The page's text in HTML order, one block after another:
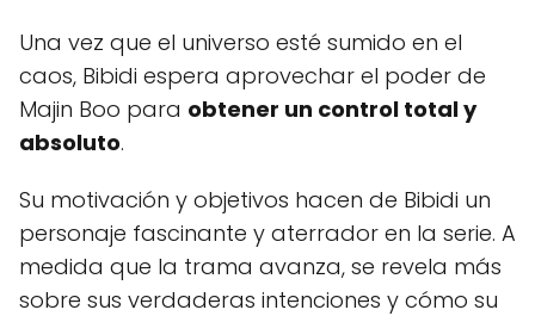
Una vez que el universo esté sumido en el
caos, Bibidi espera aprovechar el poder de
Majin Boo para obtener un control total y
absoluto.
Su motivación y objetivos hacen de Bibidi un
personaje fascinante y aterrador en la serie. A
medida que la trama avanza, se revela más
sobre sus verdaderas intenciones y cómo su